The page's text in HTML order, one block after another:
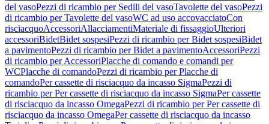
del vasoPezzi di ricambio per Sedili del vasoTavolette del vasoPezzi
di ricambio per Tavolette del vasoWC ad uso accovacciatoCon
risciacquoAccessoriAllacciamentiMateriale di fissaggioUlteriori
accessoriBidetBidet sospesiPezzi di ricambio per Bidet sospesiBidet
a pavimentoPezzi di ricambio per Bidet a pavimentoAccessoriPezzi
di ricambio per AccessoriPlacche di comando e comandi per
WCPlacche di comandoPezzi di ricambio per Placche di
comandoPer cassette di risciacquo da incasso SigmaPezzi di
ricambio per Per cassette di risciacquo da incasso SigmaPer cassette
di risciacquo da incasso OmegaPezzi di ricambio per Per cassette di
risciacquo da incasso OmegaPer cassette di risciacquo da incasso